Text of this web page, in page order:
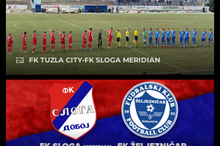
FK TUZLA CITY-FK SLOGA MERIDIAN